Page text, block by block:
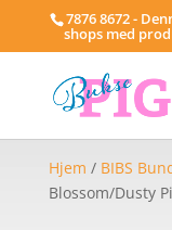
7876 8672 -
shops med
Hjem / BIBS
Blossom/Dusty